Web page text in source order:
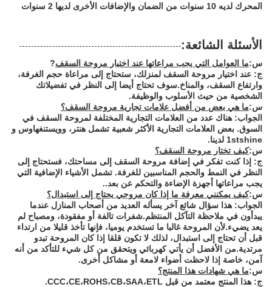
المحرك لديه 10 سنوات من الضمان والإضافات الأخرى لديها 2 سنوات
الأسئلة الشائعة:
س:ما العوامل التي يجب مراعاتها عند اختيار مروحة السقف?
ج: عند اختيار مروحة السقف لمنزلك، ستحتاج إلى مراعاة حجم الغرفة،
وارتفاع السقف، والمناخ.سوف تحتاج أيضا إلى النظر في تفضيلاتك
الشخصية من حيث الأسلوب والوظيفة.
س:ما هي بعض من أفضل علامات تجارية مروحة السقف؟
الجواب: هناك عدد من العلامات التجارية المختلفة لمروحة السقف في
السوق. بعض العلامات التجارية الأكثر شعبية تشمل هنتر، وويستنغهاوس و
1stshine لدينا.
س:كيف تختار مروحة السقف؟
ج: إذا كنت تفكر في إضافة مروحة السقف إلى مساحتك، فستحتاج إلى
النظر في النمط والحجم المناسبين للغرفة. تشمل الأشياء الإضافية التي
يجب مراعاتها أجهزة الإضاءة والتحكم عن بعد..
س:كيف يمكنني معرفة ما إذا كان مروحي يحتاج إلى استبدال؟
الجواب: هذا سؤال شائع آخر يسأله العديد من أصحاب المنازل عندما
يبدأون في ملاحظة التآكل المنتظم.شفرات تالفة أو مفقودة، ومصباح لم
يعد يضيء.لأن المروحة غالبا ما تستخدم يوميا، فإنها تأخذ قليلا من ارتداء
قبل أن تحتاج إلى استبدال، لذلك لا تكون قلقا إذا كان المروحة تبدو
مرتدية.من الأفضل أن يأتي كهربائي ويتحقق من كل شيء للتأكد من أنه
آمن، خاصة إذا لاحظت أضواء لامعة أو مشاكل أخرى.
س:ما هي شهادات هذا المنتج؟
ج: هذا المنتج معتمد من قبل CCC،CE،ROHS،CB،SAA،ETL.